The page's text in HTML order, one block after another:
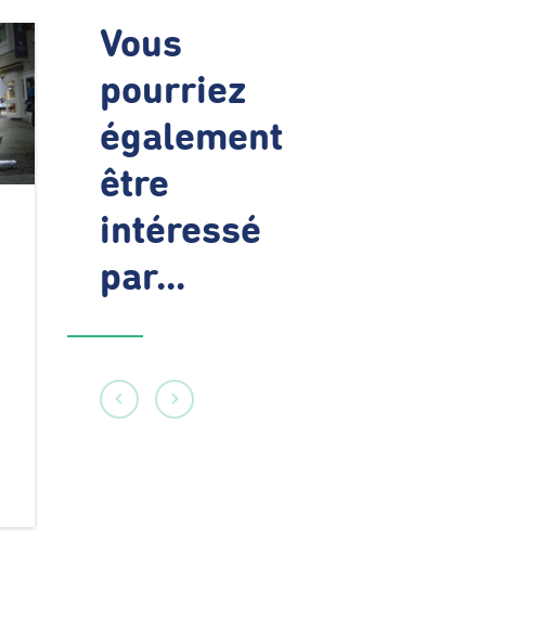
Vous
pourriez
également
être
intéressé
par...